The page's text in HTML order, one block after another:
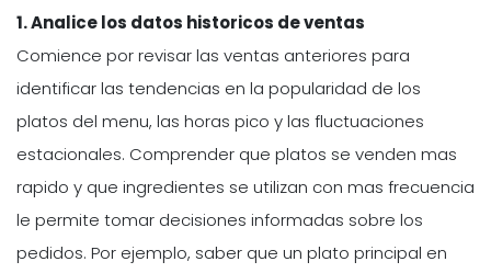
1. Analice los datos historicos de ventas
Comience por revisar las ventas anteriores para
identificar las tendencias en la popularidad de los
platos del menu, las horas pico y las fluctuaciones
estacionales. Comprender que platos se venden mas
rapido y que ingredientes se utilizan con mas frecuencia
le permite tomar decisiones informadas sobre los
pedidos. Por ejemplo, saber que un plato principal en